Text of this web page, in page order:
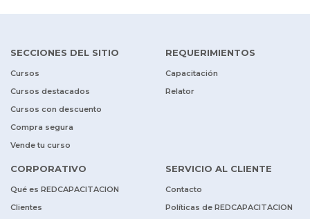
SECCIONES DEL SITIO
Cursos
Cursos destacados
Cursos con descuento
Compra segura
Vende tu curso
REQUERIMIENTOS
Capacitación
Relator
CORPORATIVO
Qué es REDCAPACITACION
Clientes
SERVICIO AL CLIENTE
Contacto
Políticas de REDCAPACITACION